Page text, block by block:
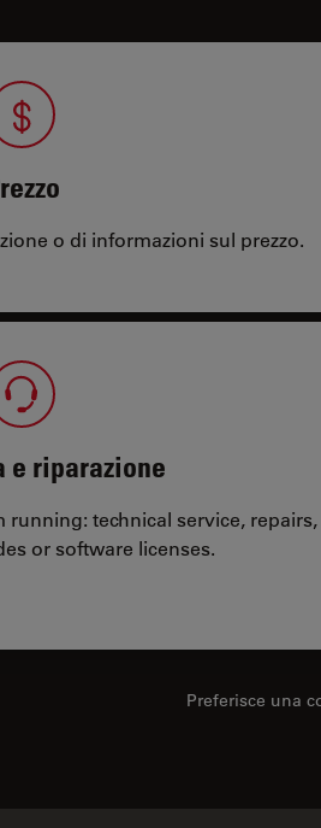
o di informazioni sul prezzo.
e riparazione
running: technical service, repairs,
or software licenses.
Preferisce una